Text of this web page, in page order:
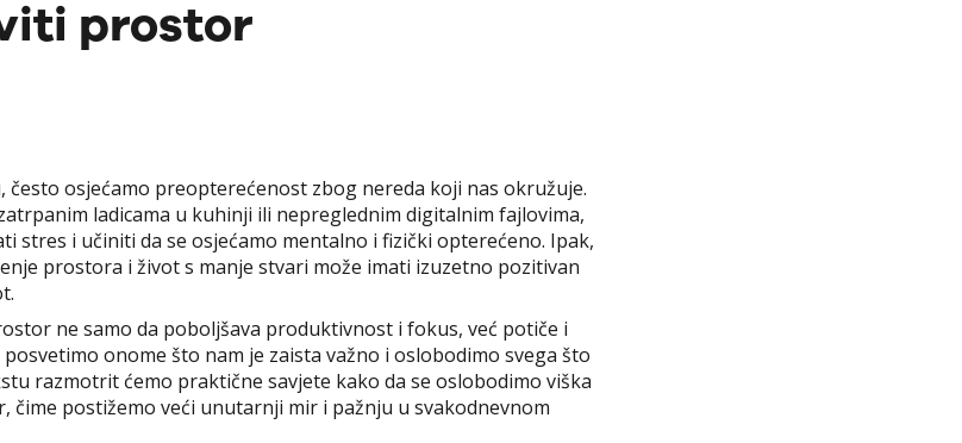
prostor
često osjećamo preopterećenost zbog nereda koji nas okružuje.
ladicama u kuhinji ili nepreglednim digitalnim fajlovima,
stres i učiniti da se osjećamo mentalno i fizički opterećeno. Ipak,
prostora i život s manje stvari može imati izuzetno pozitivan
ne samo da poboljšava produktivnost i fokus, već potiče i
onome što nam je zaista važno i oslobodimo svega što
razmotrit ćemo praktične savjete kako da se oslobodimo viška
čime postižemo veći unutarnji mir i pažnju u svakodnevnom